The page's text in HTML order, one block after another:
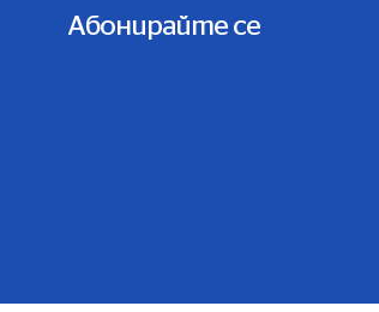
Абонирайте се